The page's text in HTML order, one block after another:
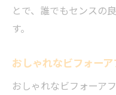
費用と満足度
準
理想の住まいを
とで、誰でもセンスの
す。
おしゃれなビフォー
おしゃれなビフォーア